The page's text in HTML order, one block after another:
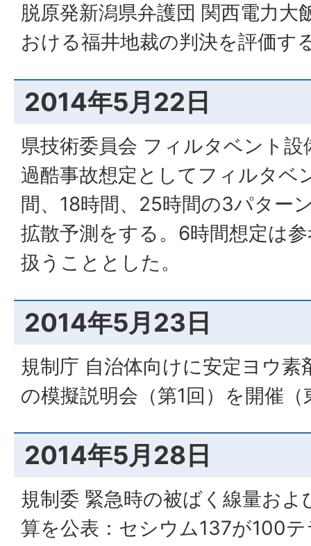
脱原発新潟県弁護団 関西電力大
おける福井地裁の判決を評価す
2014年5月22日
県技術委員会 フィルタベント
過酷事故想定としてフィルタベ
間、18時間、25時間の3パター
拡散予測をする。6時間想定は
扱うこととした。
2014年5月23日
規制庁 自治体向けに安定ヨウ
の模擬説明会（第1回）を開催（
2014年5月28日
規制委 緊急時の被ばく線量およ
算を公表：セシウム137が100